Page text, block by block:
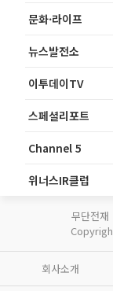
문화·라이프
뉴스발전소
이투데이TV
스페셜리포트
Channel 5
위너스IR클럽
무단전재
회사소개